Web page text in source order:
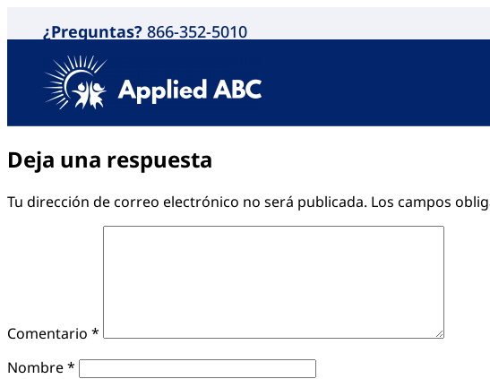
¿Preguntas? 866-352-5010
Deja una respuesta
Tu dirección de correo electrónico no será publicada. Los campos
Comentario *
Nombre*